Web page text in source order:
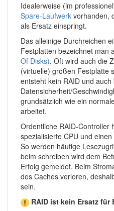
Idealerweise (im
Spare-Laufwerk vorhanden,
als Ersatz einspringt.
Das alleinige Durchreichen
Festplatten bezeichnet man
Of Disks). Oft wird auch die
(virtuelle) großen Festplatte
entsteht kein RAID und
Datensicherheit/
grundsätzlich wie ein
arbeitet.
Ordentliche RAID-Controller
spezialisierte CPU und
So werden häufige
beim schreiben wird dem
Erfolg gemeldet. Beim
des Caches verloren,
sein.
RAID ist kein Ersatz für